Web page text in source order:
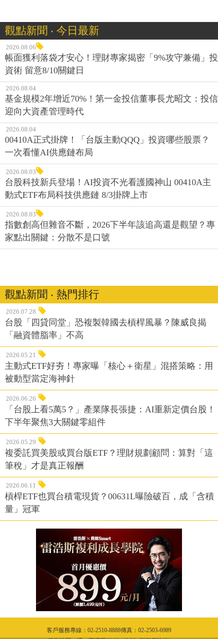
觀點新聞 ‧ 今日最新
2026.08.06
帳面獲利落袋才安心！理財專家揭密「9%攻守兼備」投
資術 留意8/10關鍵日
2026.08.04
基金規模2年增近70%！第一金投信董事長尤昭文：投信
迎向大資產管理時代
2026.08.04
00410A正式掛牌！「台版主動QQQ」投資哪些股票？
一次看懂AI供應鏈布局
2026.08.03
台股科技新兵登場！AI投資不光看護國神山 00410A主
動式ETF布局科技供應鏈 8/3掛牌上市
2026.08.03
指數創高但雜音不斷，2026下半年該追高還是觀望？專
家點出關鍵：分散不是口號
觀點新聞 ‧ 熱門排行
2026.07.28
台股「四貸同堂」恐複製韓國去槓桿風暴？陳威良揭
「融資體脂率」不高
2026.05.21
主動式ETF好夯！專家曝「核心＋衛星」混搭策略：用
被動型當定海神針
2026.06.26
「台股上看5萬5？」產業隊長張捷：AI重新定價台股！
下半年聚焦3大關鍵零組件
2026.05.29
複委託買美股或買台版ETF？理財規劃顧問：算對「這
筆稅」才是真正報酬
2026.06.11
槓桿ETF也買台積電現貨？00631L曝險破百，成「含積
量」冠軍
客戶服務專線：02-2510-8888傳真：02-2503-6989